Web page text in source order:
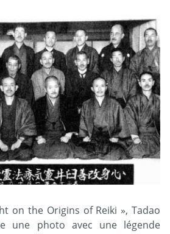
on the Origins of Reiki », Tadao
une photo avec une légende